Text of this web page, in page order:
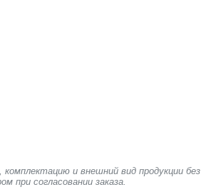
и внешний вид продукции без
при согласовании заказа.